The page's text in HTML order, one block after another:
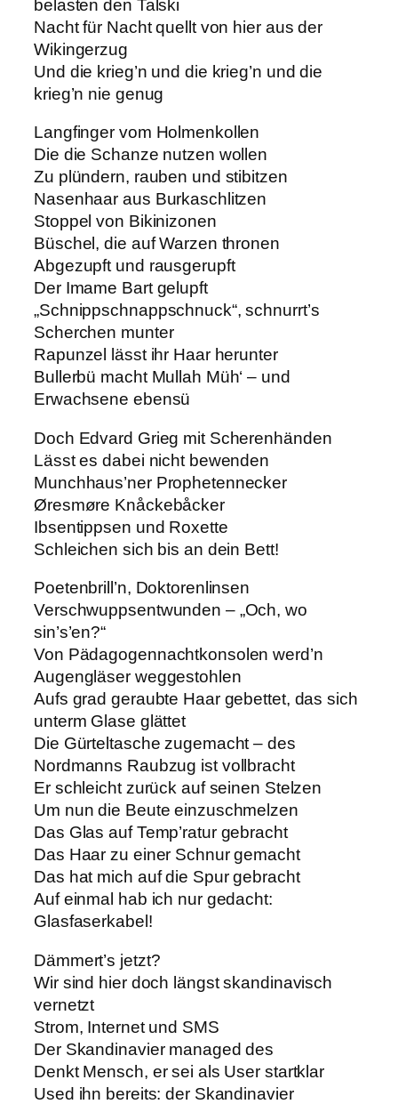
belasten den Talski
Nacht für Nacht quellt von hier aus der
Wikingerzug
Und die krieg’n und die krieg’n und die
krieg’n nie genug
Langfinger vom Holmenkollen
Die die Schanze nutzen wollen
Zu plündern, rauben und stibitzen
Nasenhaar aus Burkaschlitzen
Stoppel von Bikinizonen
Büschel, die auf Warzen thronen
Abgezupft und rausgerupft
Der Imame Bart gelupft
„Schnippschnappschnuck“, schnurrt’s
Scherchen munter
Rapunzel lässt ihr Haar herunter
Bullerbü macht Mullah Müh‘ – und
Erwachsene ebensü
Doch Edvard Grieg mit Scherenhänden
Lässt es dabei nicht bewenden
Munchhaus’ner Prophetennecker
Øresmøre Knåckebåcker
Ibsentippsen und Roxette
Schleichen sich bis an dein Bett!
Poetenbrill’n, Doktorenlinsen
Verschwuppsentwunden – „Och, wo
sin’s’en?“
Von Pädagogennachtkonsolen werd’n
Augengläser weggestohlen
Aufs grad geraubte Haar gebettet, das sich
unterm Glase glättet
Die Gürteltasche zugemacht – des
Nordmanns Raubzug ist vollbracht
Er schleicht zurück auf seinen Stelzen
Um nun die Beute einzuschmelzen
Das Glas auf Temp’ratur gebracht
Das Haar zu einer Schnur gemacht
Das hat mich auf die Spur gebracht
Auf einmal hab ich nur gedacht:
Glasfaserkabel!
Dämmert’s jetzt?
Wir sind hier doch längst skandinavisch
vernetzt
Strom, Internet und SMS
Der Skandinavier managed des
Denkt Mensch, er sei als User startklar
Used ihn bereits: der Skandinavier